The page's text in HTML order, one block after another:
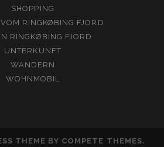
SHOPPING
RINGKØBING FJORD
RINGKØBING FJORD
UNTERKUNFT
WANDERN
WOHNMOBIL
THEME BY COMPETE THEMES.